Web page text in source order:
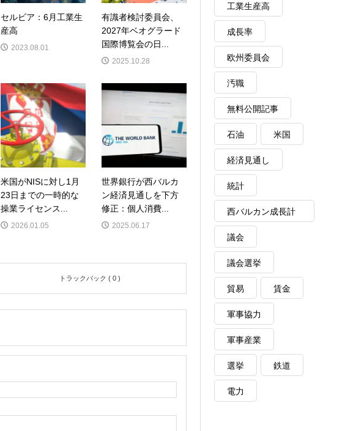
セルビア：6月工業生
産高
2023.08.01
有識者検討委員会、
2027年ベオグラード
国際博覧会の日...
2025.10.28
米国がNISに対し1月
23日までの一時的な
操業ライセンス...
2026.01.05
世界銀行が西バルカ
ン経済見通しを下方
修正：個人消費...
2025.06.17
トラックバック ( 0 )
工業生産高
成長率
欧州委員会
汚職
無料公開記事
石油 米国
経済見通し
統計
西バルカン成長計
画
議会
議会選挙
貿易 賃金
軍事協力
軍事産業
選挙 鉄道
電力